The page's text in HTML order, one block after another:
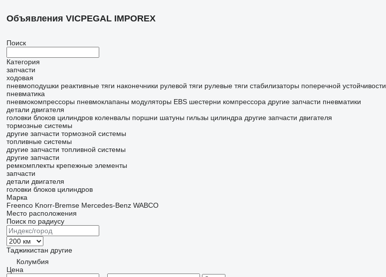
Объявления VICPEGAL IMPOREX
Поиск
Категория
запчасти
ходовая
пневмоподушки реактивные тяги наконечники рулевой тяги рулевые тяги стабилизаторы поперечной устойчивости
пневматика
пневмокомпрессоры пневмоклапаны модуляторы EBS шестерни компрессора другие запчасти пневматики
детали двигателя
головки блоков цилиндров коленвалы поршни шатуны гильзы цилиндра другие запчасти двигателя
тормозные системы
другие запчасти тормозной системы
топливные системы
другие запчасти топливной системы
другие запчасти
ремкомплекты крепежные элементы
запчасти
детали двигателя
головки блоков цилиндров
Марка
Freenco Knorr-Bremse Mercedes-Benz WABCO
Место расположения
Поиск по радиусу
Таджикистан другие
Колумбия
Цена